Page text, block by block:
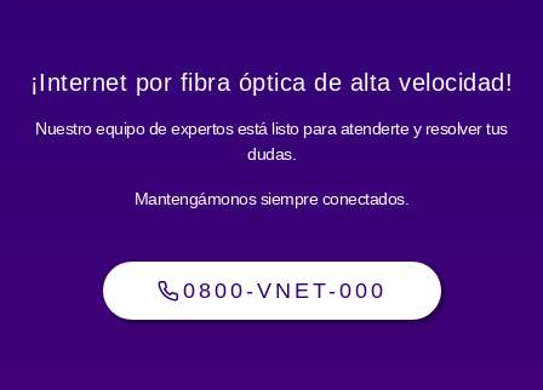
¡Internet por fibra óptica de alta velocidad!
Nuestro equipo de expertos está listo para atenderte y resolver tus
dudas.
Mantengámonos siempre conectados.
0800-VNET-000